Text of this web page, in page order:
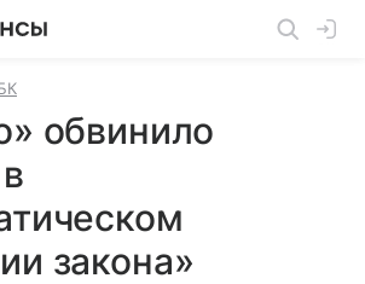
обвинило
закона»